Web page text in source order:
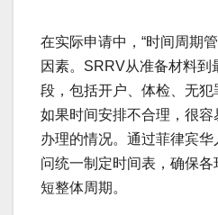
在实际申请中，“时间周期
因素。SRRV从准备材料到
段，包括开户、体检、无犯
如果时间安排不合理，很
办理的情况。通过菲律宾
问统一制定时间表，确保
短整体周期。